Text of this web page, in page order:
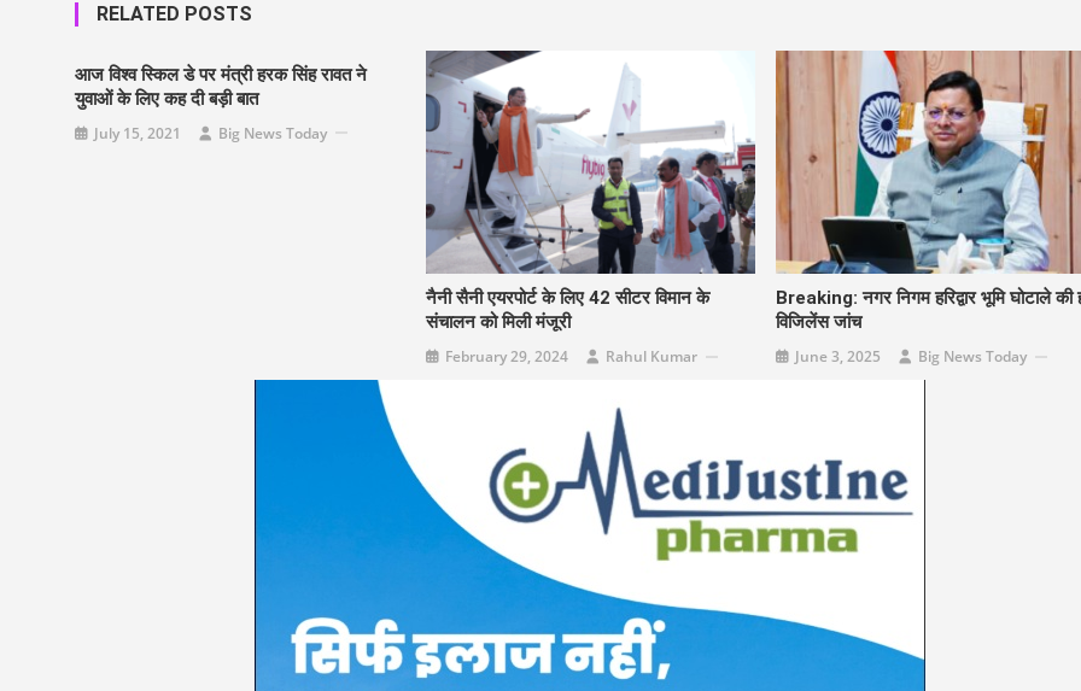
RELATED POSTS
आज विश्व स्किल डे पर मंत्री हरक सिंह रावत ने
युवाओं के लिए कह दी बड़ी बात
July 15, 2021 Big News Today
नैनी सैनी एयरपोर्ट के लिए 42 सीटर विमान के
संचालन को मिली मंजूरी
February 29, 2024 Rahul Kumar
Breaking: नगर निगम हरिद्वार भूमि घोटाले की
विजिलेंस जांच
June 3, 2025 Big News Today